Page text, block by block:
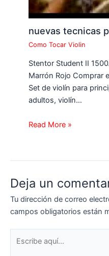
nuevas tecnicas
Como Tocar Violin
Stentor Student II
Marrón Rojo Comprar
Set de violín para
adultos, violín…
Read More »
Deja un
Tu dirección de correo
campos obligatorios están
aquí...